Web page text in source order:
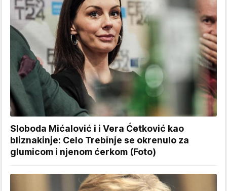
Sloboda Mićalović i i Vera Ćetković kao
bliznakinje: Celo Trebinje se okrenulo za
glumicom i njenom ćerkom (Foto)